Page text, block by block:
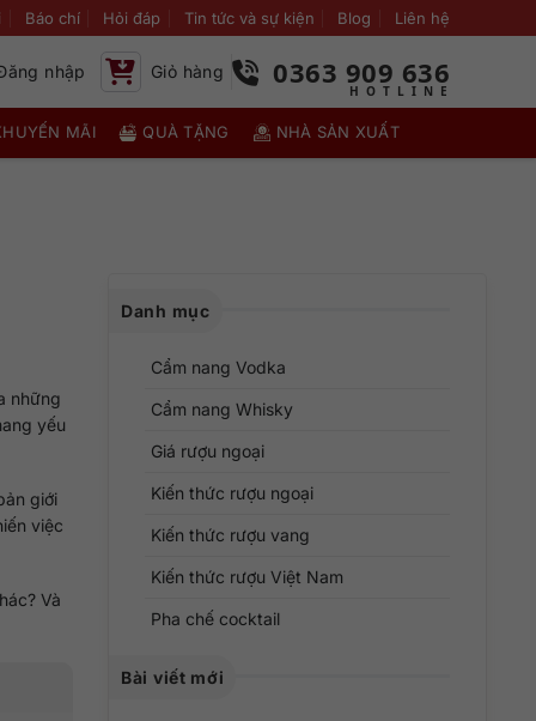
Báo chí Hỏi đáp Tin tức và sự kiện Blog Liên hệ
nhập Giỏ hàng 0363 909 636
MÃI QUÀ TẶNG NHÀ SẢN XUẤT
những
yếu
giới
việc
Và
Danh mục
Cẩm nang Vodka
Cẩm nang Whisky
Giá rượu ngoại
Kiến thức rượu ngoại
Kiến thức rượu vang
Kiến thức rượu Việt Nam
Pha chế cocktail
Bài viết mới